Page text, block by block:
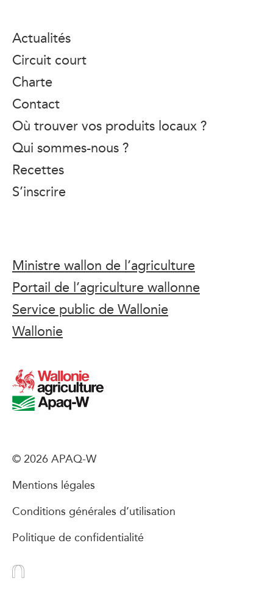
Actualités
Circuit court
Charte
Contact
Où trouver vos produits locaux ?
Qui sommes-nous ?
Recettes
S’inscrire
Ministre wallon de l’agriculture
Portail de l’agriculture wallonne
Service public de Wallonie
Wallonie
© 2026 APAQ-W
Mentions légales
Conditions générales d’utilisation
Politique de confidentialité